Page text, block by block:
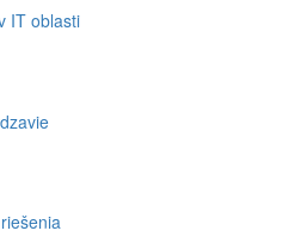
IT oblasti